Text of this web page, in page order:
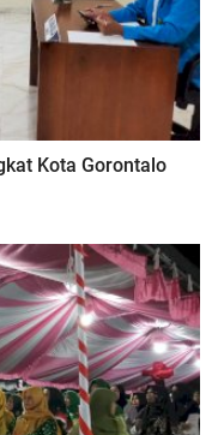
Kota Gorontalo